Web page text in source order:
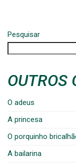
Pesquisar
OUTROS
O adeus
A princesa
O porquinho
A bailarina